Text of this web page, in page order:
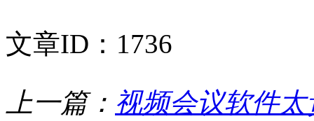
文章ID：1736
上一篇： 视频会议软件